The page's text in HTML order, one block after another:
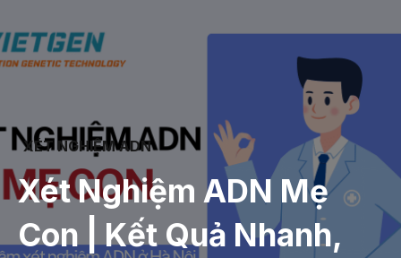
XÉT NGHIỆM ADN
Xét Nghiệm ADN Mẹ
Con | Kết Quả Nhanh,